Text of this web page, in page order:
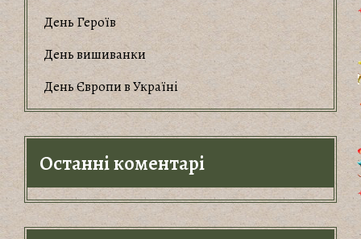
День Героїв
День вишиванки
День Європи в Україні
Останні коментарі